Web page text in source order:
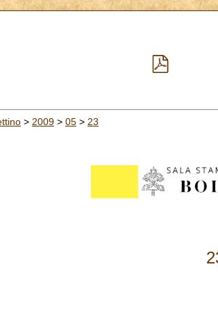
> 2009 > 05 > 23